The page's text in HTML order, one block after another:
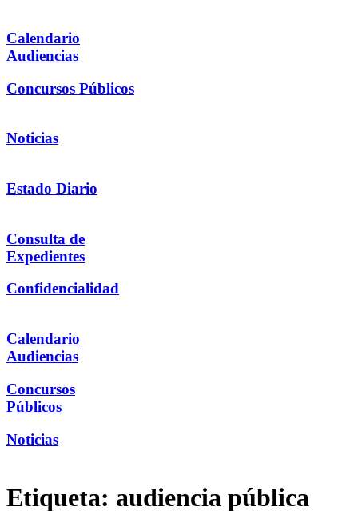
Calendario
Audiencias
Concursos Públicos
Noticias
Estado Diario
Consulta de
Expedientes
Confidencialidad
Calendario
Audiencias
Concursos
Públicos
Noticias
Etiqueta: audiencia pública